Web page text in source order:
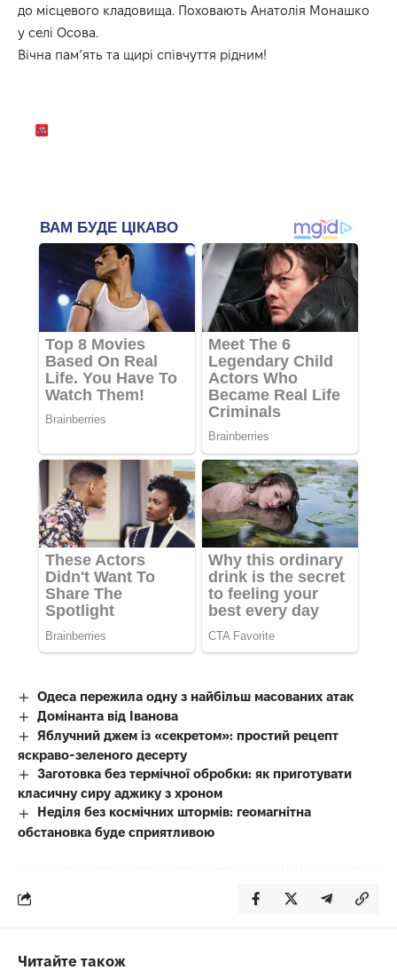
до місцевого кладовища. Поховають Анатолія Монашко
у селі Осова.
Вічна пам’ять та щирі співчуття рідним!
Одеса пережила одну з найбільш масованих атак
Домінанта від Іванова
Яблучний джем із «секретом»: простий рецепт
яскраво-зеленого десерту
Заготовка без термічної обробки: як приготувати
класичну сиру аджику з хроном
Неділя без космічних штормів: геомагнітна
обстановка буде сприятливою
Читайте також